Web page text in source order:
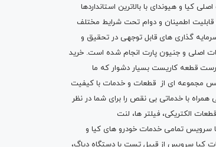
کیا و هیوندای با بالاترین استانداردها
اطمینان و دوام تحت شرایط مختلف
گذاری های قابل توجهی در تحقیق و
اصلی و جنیون پارت انجام شده است. خرید
قطعه کاریست بسیار دشوار که ما
مجموعه ای از قطعات و خدمات با کیفیت
همراه با خدماتی بی نقص را برای شما در نظر
قطعات الکتریکی، فیلتر ها، لنت
سرویس تمامی خدمات خودرو های کیا و
کیا سرویس از قبیل تست با دستگاه دیاگ،